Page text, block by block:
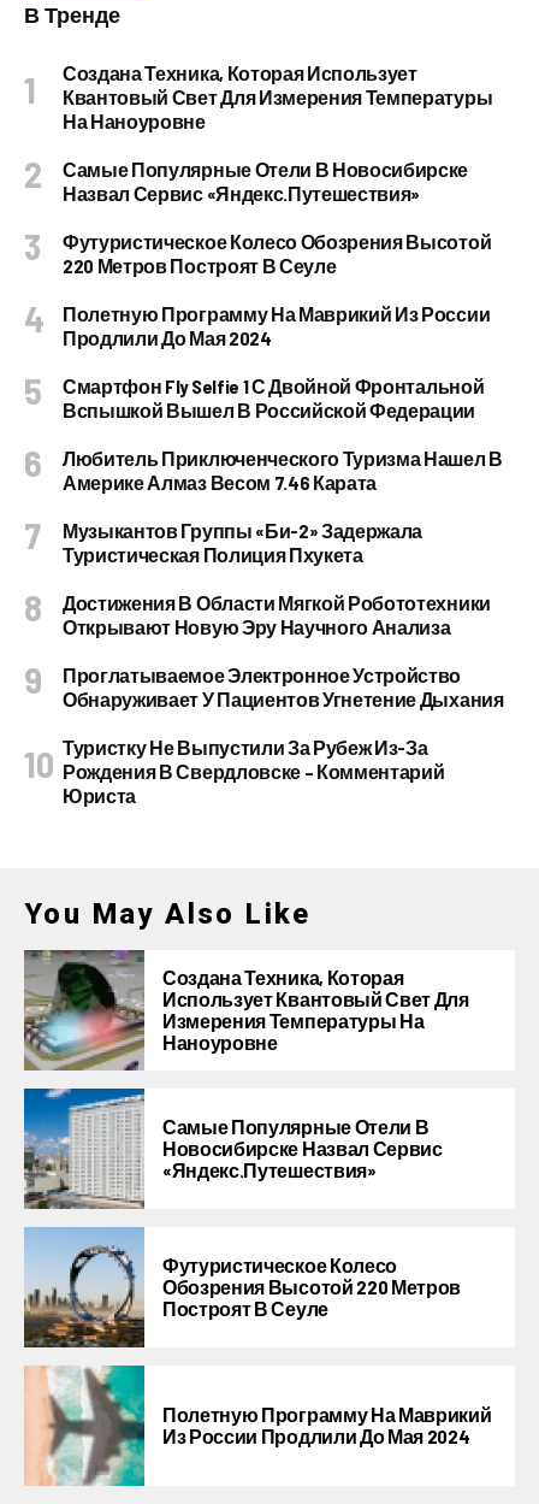
В Тренде
Создана Техника, Которая Использует
Квантовый Свет Для Измерения Температуры
На Наноуровне
Самые Популярные Отели В Новосибирске
Назвал Сервис «Яндекс.Путешествия»
Футуристическое Колесо Обозрения Высотой
220 Метров Построят В Сеуле
Полетную Программу На Маврикий Из России
Продлили До Мая 2024
Смартфон Fly Selfie 1 С Двойной Фронтальной
Вспышкой Вышел В Российской Федерации
Любитель Приключенческого Туризма Нашел В
Америке Алмаз Весом 7.46 Карата
Музыкантов Группы «Би-2» Задержала
Туристическая Полиция Пхукета
Достижения В Области Мягкой Робототехники
Открывают Новую Эру Научного Анализа
Проглатываемое Электронное Устройство
Обнаруживает У Пациентов Угнетение Дыхания
Туристку Не Выпустили За Рубеж Из-За
Рождения В Свердловске – Комментарий
Юриста
You May Also Like
Создана Техника, Которая
Использует Квантовый Свет Для
Измерения Температуры На
Наноуровне
Самые Популярные Отели В
Новосибирске Назвал Сервис
«Яндекс.Путешествия»
Футуристическое Колесо
Обозрения Высотой 220 Метров
Построят В Сеуле
Полетную Программу На Маврикий
Из России Продлили До Мая 2024